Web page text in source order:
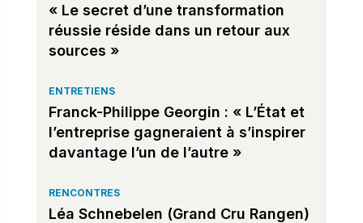
« Le secret d’une transformation
réussie réside dans un retour aux
sources »
ENTRETIENS
Franck-Philippe Georgin : « L’État et
l’entreprise gagneraient à s’inspirer
davantage l’un de l’autre »
RENCONTRES
Léa Schnebelen (Grand Cru Rangen)